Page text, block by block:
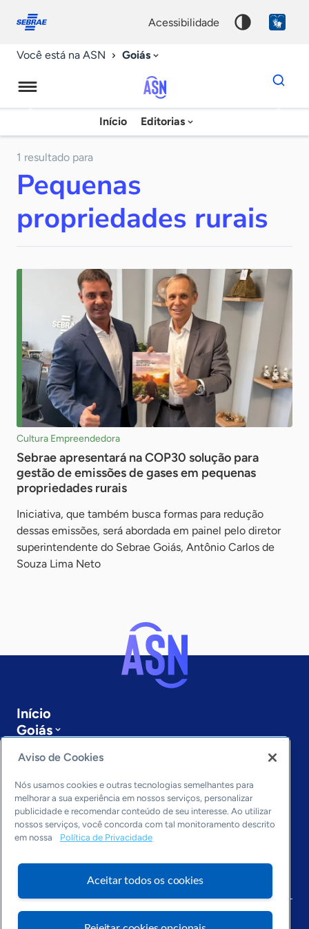
conosco
acessibilidade
Você está na ASN Goiás
Agência
Sebrae
Início Editorias
Dados
para
chave
1 resultado para
Pequenas
propriedades rurais
Cultura Empreendedora
Sebrae apresentará na COP30 solução para
gestão de emissões de gases em pequenas
propriedades rurais
Iniciativa, que também busca formas para redução
dessas emissões, será abordada em painel pelo diretor
superintendente do Sebrae Goiás, Antônio Carlos de
Souza Lima Neto
Início
Goiás
Últimas notícias
Entre em contato
Editorias
Economia & Política
Inovação & Tecnologia
Aviso de Cookies
Nós usamos cookies e outras tecnologias semelhantes para
melhorar a sua experiência em nossos serviços, personalizar
publicidade e recomendar conteúdo de seu interesse. Ao utilizar
nossos serviços, você concorda com tal monitoramento descrito
em nossa
Política de Privacidade
Aceitar todos os cookies